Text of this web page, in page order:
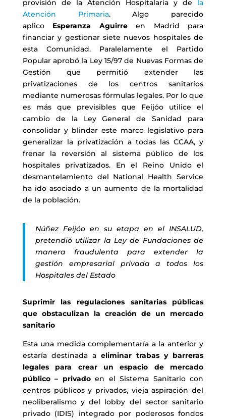
provisión de la Atención Hospitalaria y de la
Atención Primaria. Algo parecido
aplico Esperanza Aguirreen Madrid para
financiar y gestionar siete nuevos hospitales de
esta Comunidad. Paralelamente el Partido
Popular aprobó la Ley 15/97 de Nuevas Formas de
Gestión que permitió extender las
privatizaciones de los centros sanitarios
mediante numerosas fórmulas legales. Por lo que
es más que previsibles que Feijóo utilice el
cambio de la Ley General de Sanidad para
consolidar y blindar este marco legislativo para
generalizar la privatización a todas las CCAA, y
frenar la reversión al sistema público de los
hospitales privatizados. En el Reino Unido el
desmantelamiento del National Health Service
ha ido asociado a un aumento de la mortalidad
de la población.
Núñez Feijóo en su etapa en el INSALUD,
pretendió utilizar la Ley de Fundaciones de
manera fraudulenta para extender la
gestión empresarial privada a todos los
Hospitales del Estado
Suprimir las regulaciones sanitarias públicas
que obstaculizan la creación de un mercado
sanitario
Esta una medida complementaría a la anterior y
estaría destinada a eliminar trabas y barreras
legales para crear un espacio de mercado
público – privadoen el Sistema Sanitario con
centros públicos y privados, vieja aspiración del
neoliberalismo y del lobby del sector sanitario
privado (IDIS) integrado por poderosos fondos